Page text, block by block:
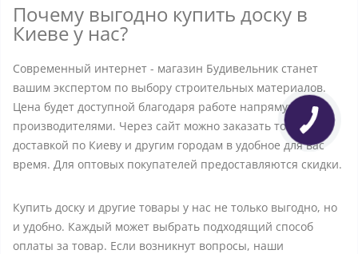
Почему выгодно купить доску в
Киеве у нас?
Современный интернет - магазин Будивельник станет
вашим экспертом по выбору строительных материалов.
Цена будет доступной благодаря работе напрямую с
производителями. Через сайт можно заказать товары с
доставкой по Киеву и другим городам в ​​удобное для вас
время. Для оптовых покупателей предоставляются скидки.
Купить доску и другие товары у нас не только выгодно, но
и удобно. Каждый может выбрать подходящий способ
оплаты за товар. Если возникнут вопросы, наши